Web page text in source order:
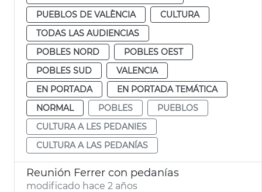
PUEBLOS DE VALÈNCIA
CULTURA
TODAS LAS AUDIENCIAS
POBLES NORD
POBLES OEST
POBLES SUD
VALENCIA
EN PORTADA
EN PORTADA TEMÁTICA
NORMAL
POBLES
PUEBLOS
CULTURA A LES PEDANIES
CULTURA A LAS PEDANÍAS
Reunión Ferrer con pedanías
modificado hace 2 años